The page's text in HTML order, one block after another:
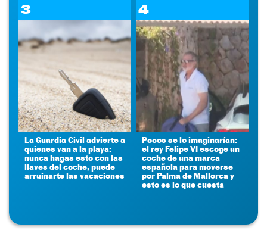
3
La Guardia Civil advierte a
quienes van a la playa:
nunca hagas esto con las
llaves del coche, puede
arruinarte las vacaciones
4
Pocos se lo imaginarían:
el rey Felipe VI escoge un
coche de una marca
española para moverse
por Palma de Mallorca y
esto es lo que cuesta